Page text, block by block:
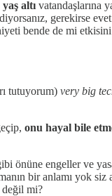
yaş altı vatandaşlarına
gerekirse
bende de mi
tutuyorum) very big
onu hayal bile
önüne engeller ve
bir anlamı yok siz
değil mi?